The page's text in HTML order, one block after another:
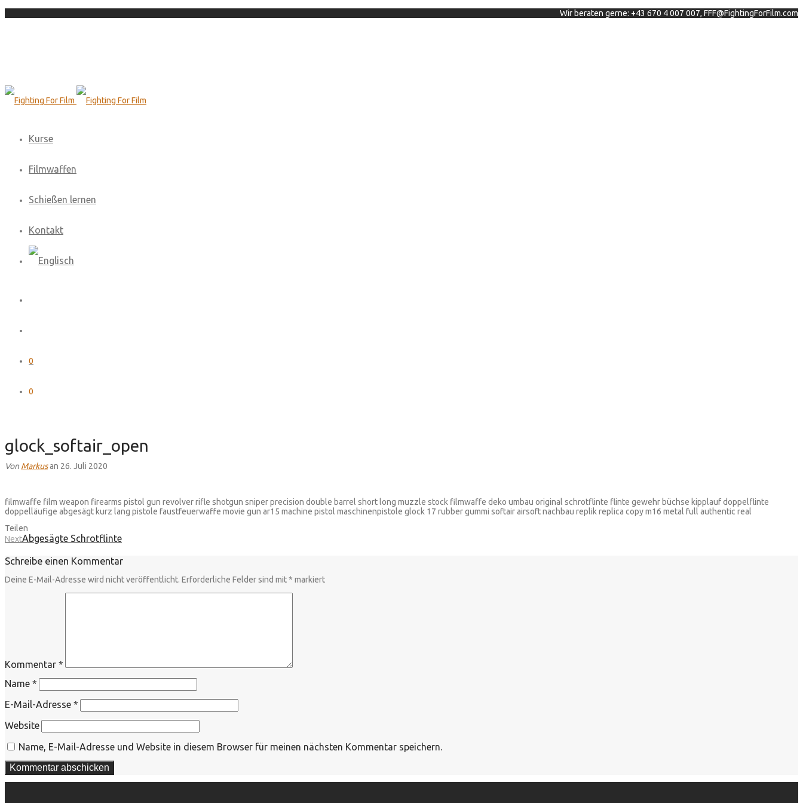
Wir beraten gerne: +43 670 4 007 007, FFF@FightingForFilm.com
Kurse
Filmwaffen
Schießen lernen
Kontakt
0
0
glock_softair_open
VonMarkusan 26. Juli 2020
filmwaffe film weapon firearms pistol gun revolver rifle shotgun sniper precision double barrel short long muzzle stock filmwaffe deko umbau original schrotflinte flinte gewehr büchse kipplauf doppelflinte
doppelläufige abgesägt kurz lang pistole faustfeuerwaffe movie gun ar15 machine pistol maschinenpistole glock 17 rubber gummi softair airsoft nachbau replik replica copy m16 metal full authentic real
Teilen
NextAbgesägte Schrotflinte
Schreibe einen Kommentar
Deine E-Mail-Adresse wird nicht veröffentlicht. Erforderliche Felder sind mit* markiert
Kommentar *
Name *
E-Mail-Adresse *
Website
Name, E-Mail-Adresse und Website in diesem Browser für meinen nächsten Kommentar speichern.